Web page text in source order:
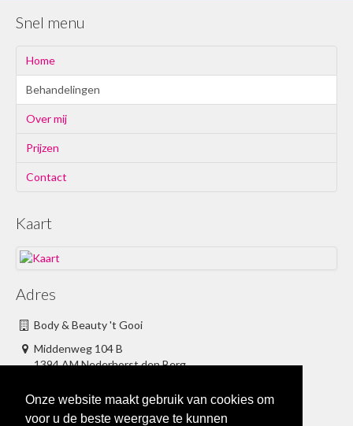
Onze website maakt gebruik van cookies om
voor u de beste weergave te kunnen
Snel menu
Home
Behandelingen
Over mij
Prijzen
Contact
Kaart
Adres
Body & Beauty 't Gooi
Middenweg 104 B
1394 AMNederhorst den Berg
06 - 53 7227 56